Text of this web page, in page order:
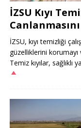
İZSU Kıyı
İZSU, kıyı temizliği
güzelliklerini
Temiz kıyılar, sağlıklı